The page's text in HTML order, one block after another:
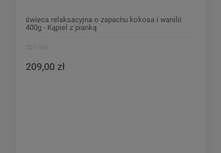
świeca relaksacyjna o zapachu kokosa i wanilii
400g - Kąpiel z pianką
dzikilas
209,00 zł